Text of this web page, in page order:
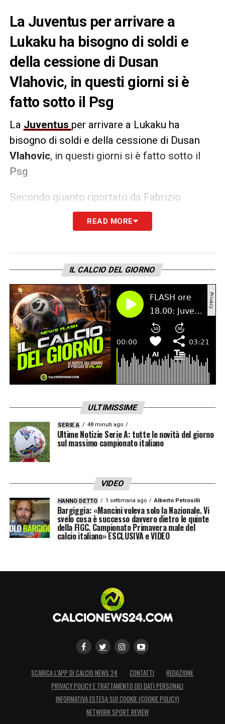
La Juventus per arrivare a
Lukaku ha bisogno di soldi e
della cessione di Dusan
Vlahovic, in questi giorni si è
fatto sotto il Psg
La Juventus per arrivare a Lukaku ha
bisogno di soldi e della cessione di Dusan
Vlahovic, in questi giorni si è fatto sotto il
Psg
Secondo quanto riportato da Fabrizio
Romano, i parigini nei prossimi giorni
presenteranno un’offerta ai bianconeri per
LA PLAYLIST DELLE NOSTRE TOP NEWS
READ MORE
IL CALCIO DEL GIORNO
ULTIMISSIME
SERIE A 48 minuti ago
Ultime Notizie Serie A: tutte le novità del giorno
sul massimo campionato italiano
VIDEO
HANNO DETTO 1 settimana ago Alberto Petrosilli
Bargiggia: «Mancini voleva solo la Nazionale. Vi
svelo cosa è successo davvero dietro le quinte
della FIGC. Campionato Primavera male del
calcio italiano» ESCLUSIVA e VIDEO
SCARICA L’APP DI CALCIO NEWS 24 CONTATTI
REDAZIONE
PRIVACY POLICY E TRATTAMENTO DEI DATI PERSONALI
INFORMATIVA ESTESA SUI COOKIE (COOKIE POLICY)
NETWORK SPORT REVIEW